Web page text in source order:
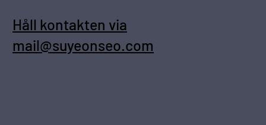
Håll kontakten via
mail@suyeonseo.com